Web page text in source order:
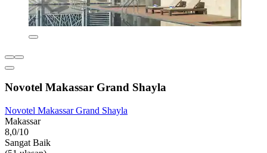
Novotel Makassar Grand Shayla
Novotel Makassar Grand Shayla
Makassar
8,0/10
Sangat Baik